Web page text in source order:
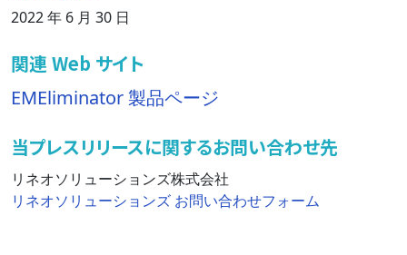
2022 年 6 月 30 日
関連 Web サイト
EMEliminator 製品ページ
当プレスリリースに関するお問い合わせ先
リネオソリューションズ株式会社
リネオソリューションズ お問い合わせフォーム